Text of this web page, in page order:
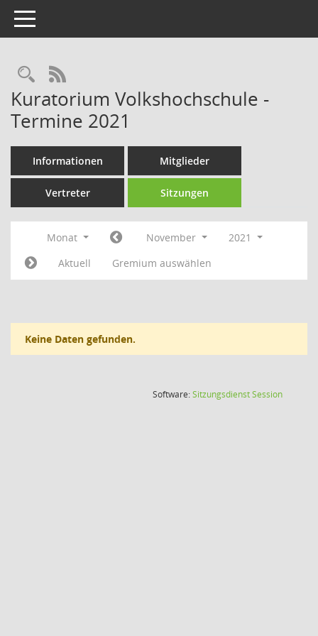
Toggle navigation
Rechercheauswahl
RSS-Feed
Kuratorium Volkshochschule -
Termine 2021
Informationen Mitglieder
Vertreter Sitzungen
Monat November
2021
Aktuell
Gremium auswählen
Keine Daten gefunden.
Software:SitzungsdienstSession(Wird in